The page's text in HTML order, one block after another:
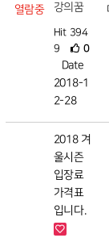
열람중
강의꿈
Hit 394
9
0
Date
2018-1
2-28
2018 겨
울시즌
입장료
가격표
입니다.